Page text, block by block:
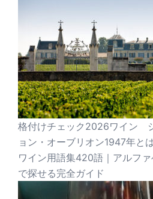
格付けチェック2026ワイン
ョン・オーブリオン1947年と
ワイン用語集420語｜アルフ
で探せる完全ガイド